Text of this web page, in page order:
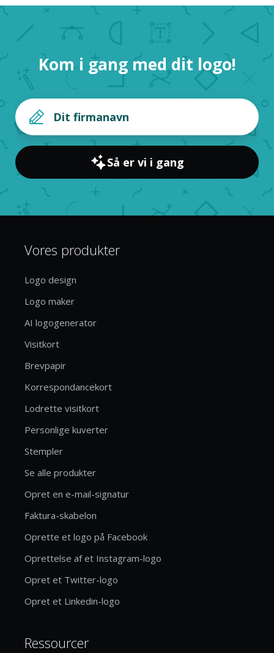
Kom i gang med dit logo!
Så er vi i gang
Vores produkter
Logo design
Logo maker
AI logogenerator
Visitkort
Brevpapir
Korrespondancekort
Lodrette visitkort
Personlige kuverter
Stempler
Se alle produkter
Opret en e-mail-signatur
Faktura-skabelon
Oprette et logo på Facebook
Oprettelse af et Instagram-logo
Opret et Twitter-logo
Opret et Linkedin-logo
Ressourcer